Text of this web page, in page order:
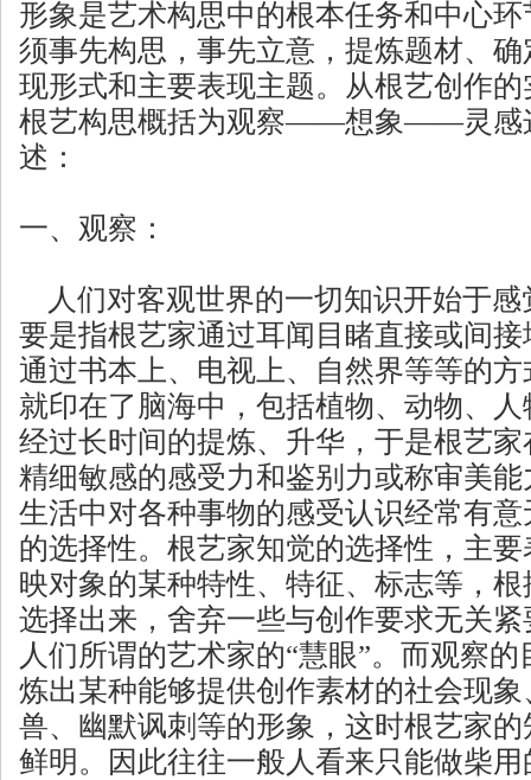
形象是艺术构思中的根本任务和中心
须事先构思，事先立意，提炼题材、
现形式和主要表现主题。从根艺创作
根艺构思概括为观察——想象——灵感
述：
一、观察：
人们对客观世界的一切知识开始于感
要是指根艺家通过耳闻目睹直接或间
通过书本上、电视上、自然界等等的
就印在了脑海中，包括植物、动物、
经过长时间的提炼、升华，于是根艺
精细敏感的感受力和鉴别力或称审美
生活中对各种事物的感受认识经常有
的选择性。根艺家知觉的选择性，主
映对象的某种特性、特征、标志等，
选择出来，舍弃一些与创作要求无关
人们所谓的艺术家的“慧眼”。而观察
炼出某种能够提供创作素材的社会现
兽、幽默讽刺等的形象，这时根艺家
鲜明。因此往往一般人看来只能做柴